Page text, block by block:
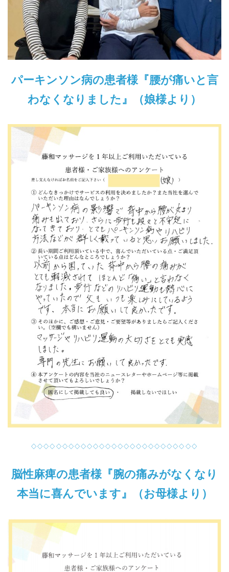
パーキンソン病の患者様『腰が痛いと言
わなくなりました』（娘様より）
◇◇◇◇◇◇◇◇◇◇◇◇◇◇◇◇◇◇◇◇◇◇◇◇◇◇◇
脳性麻痺の患者様『腕の痛みがなくなり
本当に喜んでいます』（お母様より）